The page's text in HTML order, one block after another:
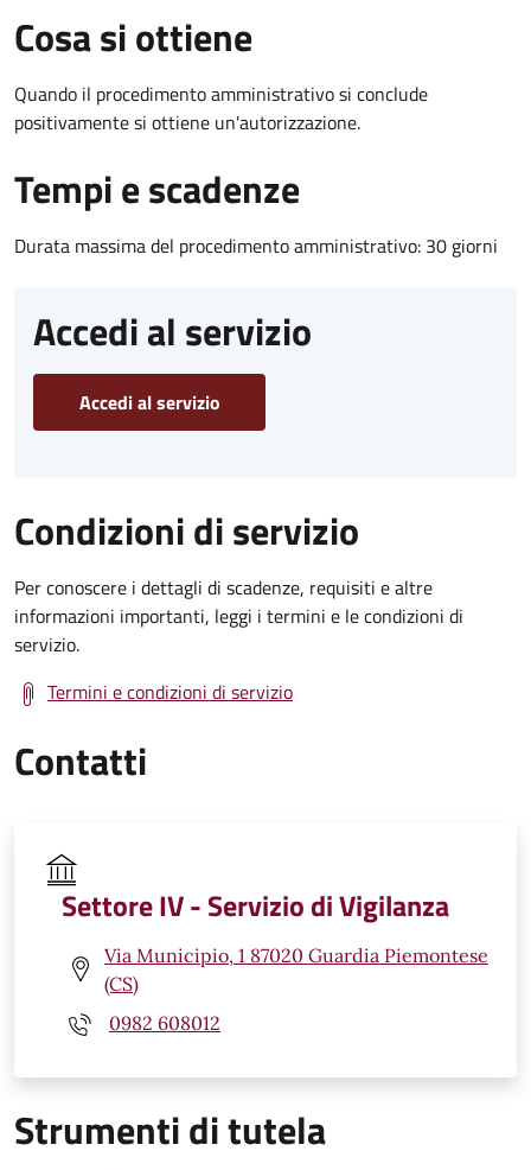
Cosa si ottiene
Quando il procedimento amministrativo si conclude
positivamente si ottiene un'autorizzazione.
Tempi e scadenze
Durata massima del procedimento amministrativo: 30 giorni
Accedi al servizio
Accedi al servizio
Condizioni di servizio
Per conoscere i dettagli di scadenze, requisiti e altre
informazioni importanti, leggi i termini e le condizioni di
servizio.
Termini e condizioni di servizio
Contatti
Settore IV - Servizio di Vigilanza
Via Municipio, 1 87020 Guardia Piemontese
(CS)
0982 608012
Strumenti di tutela